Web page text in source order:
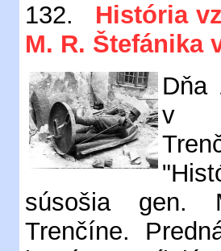
132.
História
M. R. Štefánika
Dňa
v
súsošia gen.
Trenčíne.